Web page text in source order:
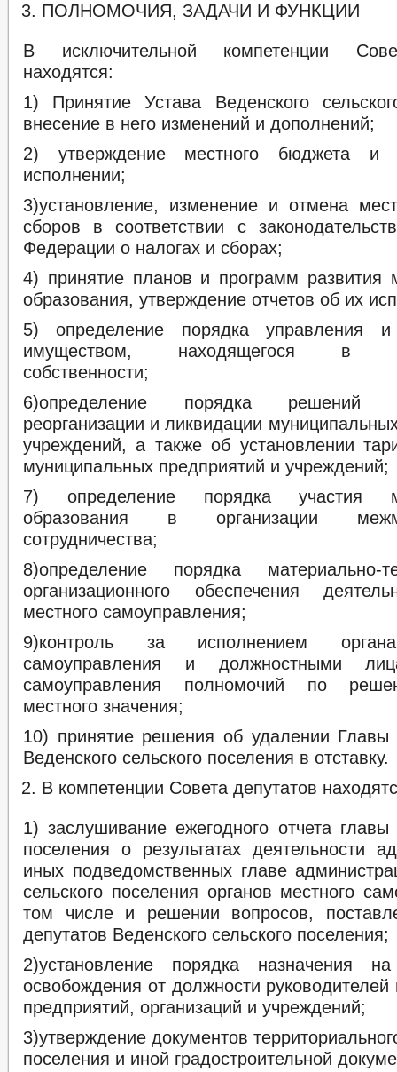
ПОЛНОМОЧИЯ, ЗАДАЧИ И ФУНКЦИИ
В исключительной компетенции
находятся:
1) Принятие Устава Веденского
внесение в него изменений и дополнений;
2) утверждение местного бюджета и
исполнении;
3)установление, изменение и отмена
сборов в соответствии с
Федерации о налогах и сборах;
4) принятие планов и программ развития
образования, утверждение отчетов об их
5) определение порядка управления и
имуществом, находящегося в
собственности;
6)определение порядка решений
реорганизации и ликвидации
учреждений, а также об установлении
муниципальных предприятий и учреждений;
7) определение порядка участия
образования в организации
сотрудничества;
8)определение порядка материально-
организационного обеспечения
местного самоуправления;
9)контроль за исполнением
самоуправления и должностными
самоуправления полномочий по
местного значения;
10) принятие решения об удалении Главы
Веденского сельского поселения в отставку.
В компетенции Совета депутатов
1) заслушивание ежегодного отчета главы
поселения о результатах деятельности
иных подведомственных главе
сельского поселения органов местного
том числе и решении вопросов,
депутатов Веденского сельского поселения;
2)установление порядка назначения
освобождения от должности
предприятий, организаций и учреждений;
3)утверждение документов
поселения и иной градостроительной